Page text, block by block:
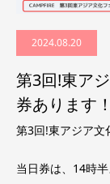
2024.08.20
第3回!東ア
券あります！
第3回!東アジア
当日券は、14時